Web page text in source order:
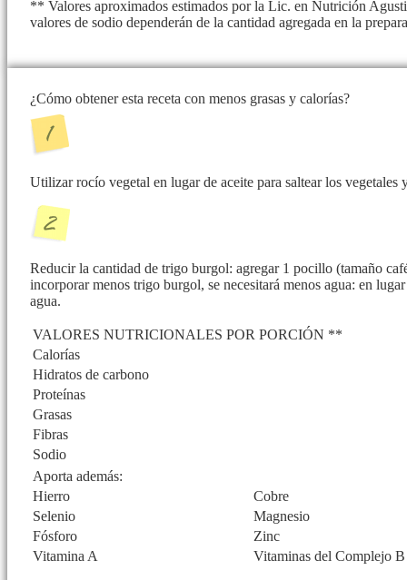
** Valores aproximados estimados por la Lic. en Nutrición
valores de sodio dependerán de la cantidad agregada en la
¿Cómo obtener esta receta con menos grasas y calorías?
Utilizar rocío vegetal en lugar de aceite para saltear los vegetales
Reducir la cantidad de trigo burgol: agregar 1 pocillo (tamaño
incorporar menos trigo burgol, se necesitará menos agua: en
agua.
VALORES NUTRICIONALES POR PORCIÓN **
Calorías
Hidratos de carbono
Proteínas
Grasas
Fibras
Sodio
Aporta además:
Hierro
Cobre
Selenio
Magnesio
Fósforo
Zinc
Vitamina A
Vitaminas del Complejo B